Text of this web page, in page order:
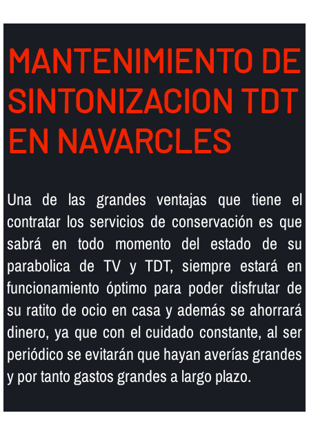
MANTENIMIENTO DE
SINTONIZACION TDT
EN NAVARCLES
Una de las grandes ventajas que tiene el
contratar los servicios de conservación es que
sabrá en todo momento del estado de su
parabolica de TV y TDT, siempre estará en
funcionamiento óptimo para poder disfrutar de
su ratito de ocio en casa y además se ahorrará
dinero, ya que con el cuidado constante, al ser
periódico se evitarán que hayan averí­as grandes
y por tanto gastos grandes a largo plazo.